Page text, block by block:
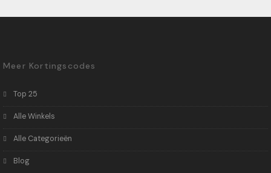
Meer Kortingscodes
Top 25
Alle Winkels
Alle Categorieën
Blog